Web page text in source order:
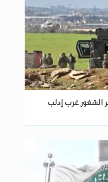
الشغور غرب إدلب